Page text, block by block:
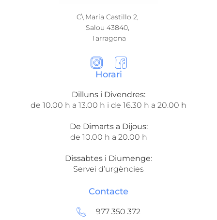
C\ María Castillo 2,
Salou 43840,
Tarragona​
Horari
Dilluns i Divendres:
de 10.00 h a 13.00 h i de 16.30 h a 20.00 h
De Dimarts a Dijous:
de 10.00 h a 20.00 h
Dissabtes i Diumenge:
Servei d’urgències
Contacte
977 350 372